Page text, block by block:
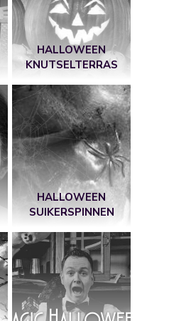
HALLOWEEN
KNUTSELTERRAS
HALLOWEEN
SUIKERSPINNEN